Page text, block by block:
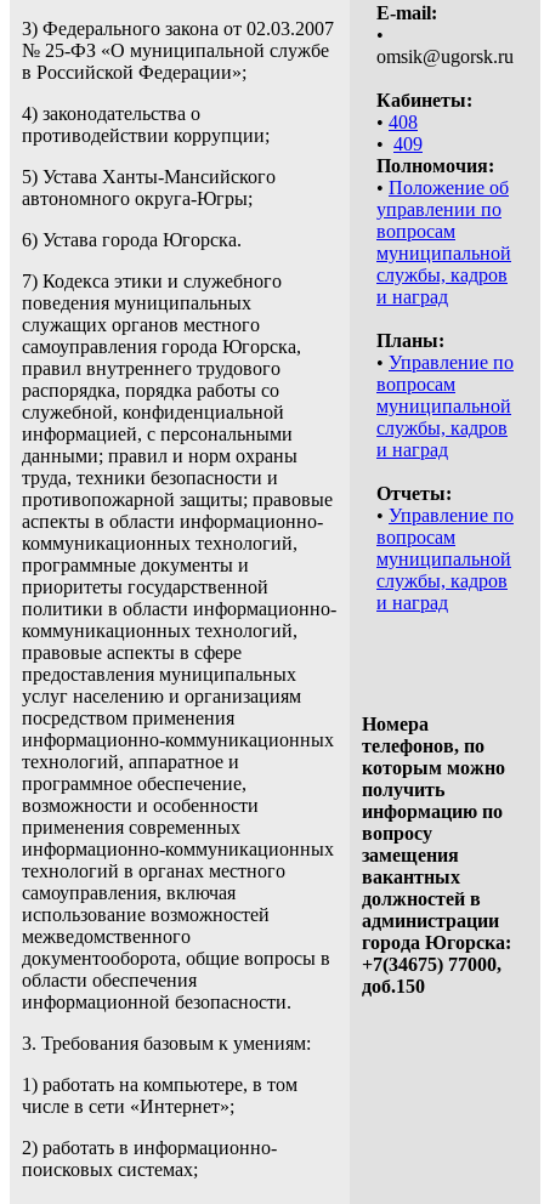
3) Федерального закона от 02.03.2007
№ 25-ФЗ «О муниципальной службе
в Российской Федерации»;
4) законодательства о
противодействии коррупции;
5) Устава Ханты-Мансийского
автономного округа-Югры;
6) Устава города Югорска.
7) Кодекса этики и служебного
поведения муниципальных
служащих органов местного
самоуправления города Югорска,
правил внутреннего трудового
распорядка, порядка работы со
служебной, конфиденциальной
информацией, с персональными
данными; правил и норм охраны
труда, техники безопасности и
противопожарной защиты; правовые
аспекты в области информационно-
коммуникационных технологий,
программные документы и
приоритеты государственной
политики в области информационно-
коммуникационных технологий,
правовые аспекты в сфере
предоставления муниципальных
услуг населению и организациям
посредством применения
информационно-коммуникационных
технологий, аппаратное и
программное обеспечение,
возможности и особенности
применения современных
информационно-коммуникационных
технологий в органах местного
самоуправления, включая
использование возможностей
межведомственного
документооборота, общие вопросы в
области обеспечения
информационной безопасности.
3. Требования базовым к умениям:
1) работать на компьютере, в том
числе в сети «Интернет»;
2) работать в информационно-
поисковых системах;
E-mail:
•
omsik@ugorsk.ru
Кабинеты:
• 408
• 409
Полномочия:
• Положение об
управлении по
вопросам
муниципальной
службы, кадров
и наград
Планы:
• Управление по
вопросам
муниципальной
службы, кадров
и наград
Отчеты:
• Управление по
вопросам
муниципальной
службы, кадров
и наград
Номера
телефонов, по
которым можно
получить
информацию по
вопросу
замещения
вакантных
должностей в
администрации
города Югорска:
+7(34675) 77000,
доб.150